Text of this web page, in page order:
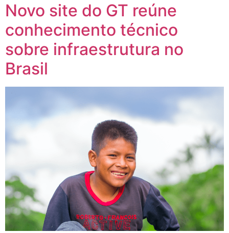
Novo site do GT reúne
conhecimento técnico
sobre infraestrutura no
Brasil